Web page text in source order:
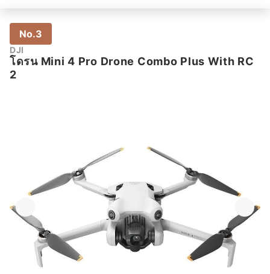
No.3
DJI
โดรน Mini 4 Pro Drone Combo Plus With RC
2